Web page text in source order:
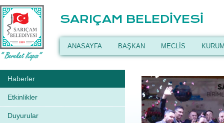
SARIÇAM BELEDİYESİ
ANASAYFA BAŞKAN MECLİS
Haberler
Etkinlikler
Duyurular